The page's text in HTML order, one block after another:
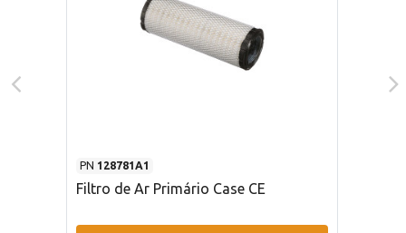
PN 128781A1
Filtro de Ar Primário Case CE